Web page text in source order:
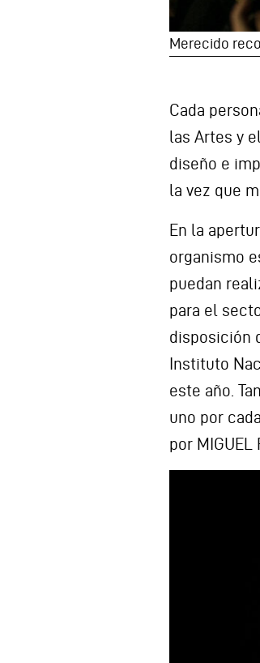
Merecido
Cada
las Artes y
diseño e
la vez que
En la
organismo
puedan
para el
disposición
Instituto
este año.
uno por
por MIGUEL